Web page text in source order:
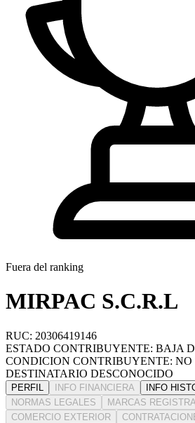
Fuera del ranking
MIRPAC S.C.R.L
RUC: 20306419146
ESTADO CONTRIBUYENTE: BAJA
CONDICION CONTRIBUYENTE:
DESTINATARIO DESCONOCIDO
PERFIL INFO FINANCIERA
INFO
NORMAS LEGALES
MARCAS
COMERCIO EXTERIOR